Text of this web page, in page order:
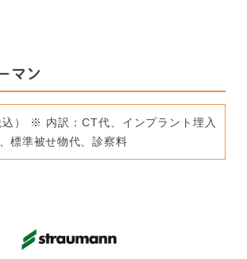
マン
） ※ 内訳：CT代、インプラント埋入
標準被せ物代、診察料